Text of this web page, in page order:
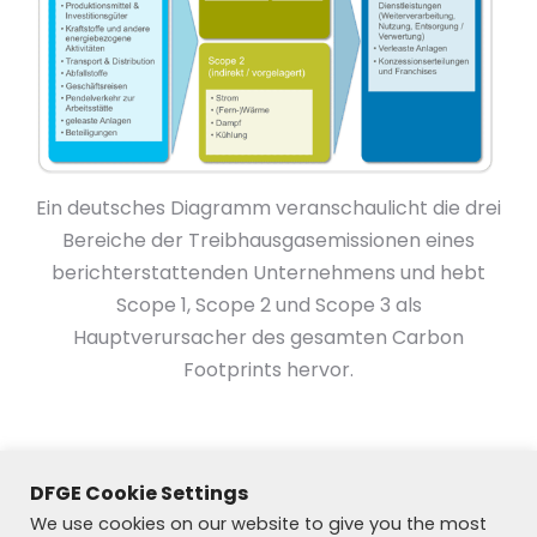
Ein deutsches Diagramm veranschaulicht die drei
Bereiche der Treibhausgasemissionen eines
berichterstattenden Unternehmens und hebt
Scope 1, Scope 2 und Scope 3 als
Hauptverursacher des gesamten Carbon
Footprints hervor.
DFGE Cookie Settings
We use cookies on our website to give you the most